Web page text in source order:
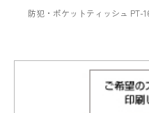
防犯・ポケットティッシュ PT-